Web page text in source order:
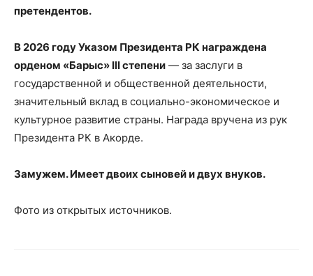
претендентов.
В 2026 году Указом Президента РК награждена
орденом «Барыс» ІІІ степени — за заслуги в
государственной и общественной деятельности,
значительный вклад в социально-экономическое и
культурное развитие страны. Награда вручена из рук
Президента РК в Акорде.
Замужем. Имеет двоих сыновей и двух внуков.
Фото из открытых источников.